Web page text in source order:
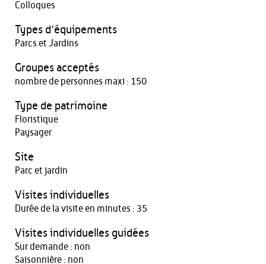
Colloques
Types d'équipements
Parcs et Jardins
Groupes acceptés
nombre de personnes maxi : 150
Type de patrimoine
Floristique
Paysager
Site
Parc et jardin
Visites individuelles
Durée de la visite en minutes : 35
Visites individuelles guidées
Sur demande : non
Saisonnière : non